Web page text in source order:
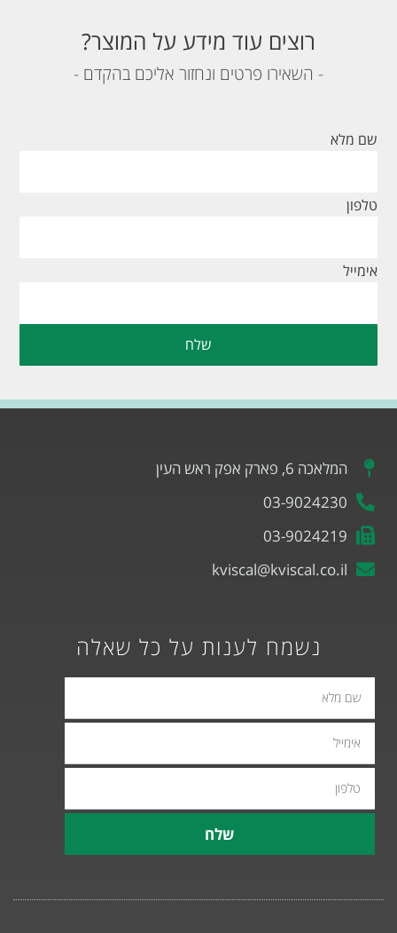
רוצים עוד מידע על המוצר?
- השאירו פרטים ונחזור אליכם בהקדם -
שם מלא
טלפון
אימייל
שלח
המלאכה 6, פארק אפק ראש העין
03-9024230
03-9024219
kviscal@kviscal.co.il
נשמח לענות על כל שאלה
שלח